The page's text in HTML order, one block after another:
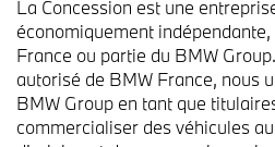
La Concession est une
économiquement
France ou partie du BMW
autorisé de BMW France, nous
BMW Group en tant que
commercialiser des véhicules